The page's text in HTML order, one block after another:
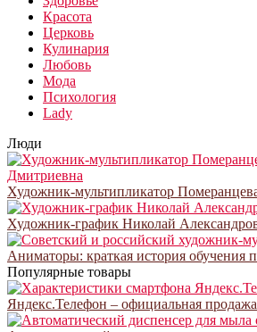
Красота
Церковь
Кулинария
Любовь
Мода
Психология
Lady
Люди
Художник-мультипликатор
Художник-график Николай
Аниматоры: краткая история обучения
Популярные товары
Яндекс.Телефон – официальная